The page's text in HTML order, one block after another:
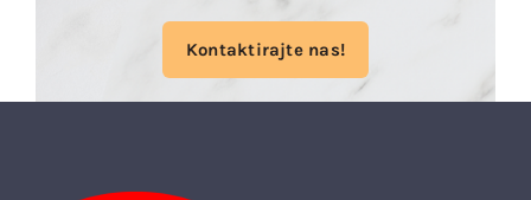
Kontaktirajte nas!